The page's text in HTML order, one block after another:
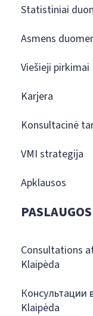
Statistiniai
Asmens
Viešieji pirkimai
Karjera
Konsultacinė
VMI strategija
Apklausos
PASLAUGOS
Consultations
Klaipėda
Консультации
Klaipėda